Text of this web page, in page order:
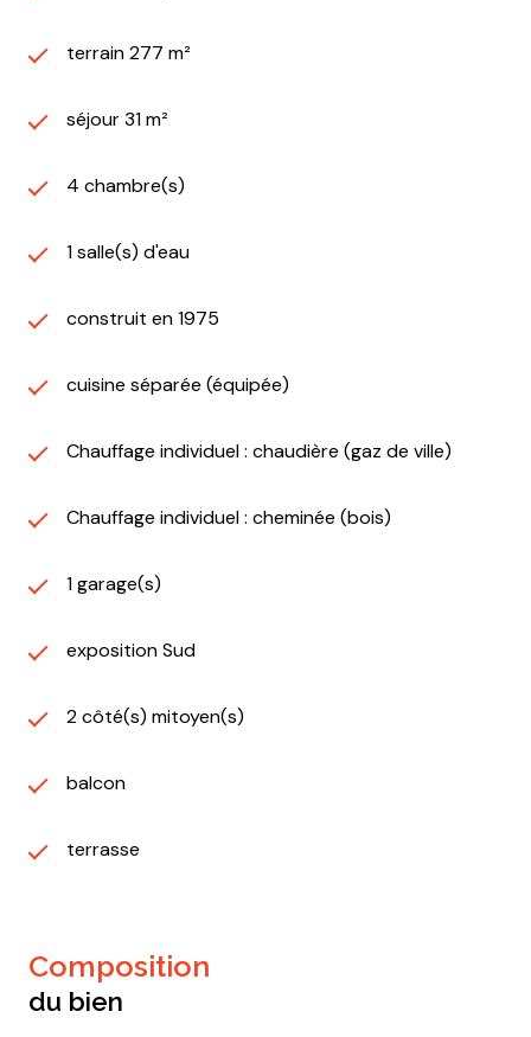
terrain 277 m²
séjour 31 m²
4 chambre(s)
1 salle(s) d'eau
construit en 1975
cuisine séparée (équipée)
Chauffage individuel : chaudière (gaz de ville)
Chauffage individuel : cheminée (bois)
1 garage(s)
exposition Sud
2 côté(s) mitoyen(s)
balcon
terrasse
composition
du bien